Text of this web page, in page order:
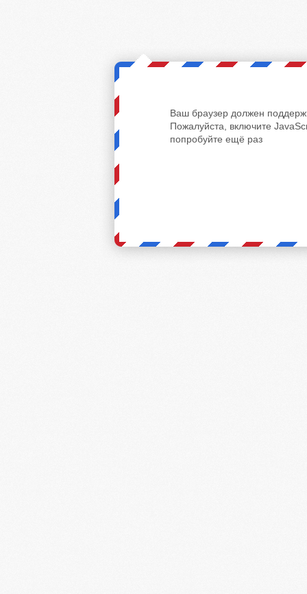
Ваш браузер должен
Пожалуйста, включите
попробуйте ещё раз